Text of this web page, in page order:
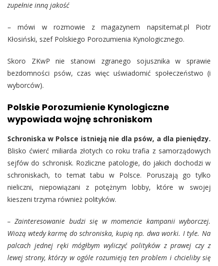
zupełnie inną jakość
– mówi w rozmowie z magazynem napsitemat.pl Piotr
Kłosiński, szef Polskiego Porozumienia Kynologicznego.
Skoro ZKwP nie stanowi zgranego sojusznika w sprawie
bezdomności psów, czas więc uświadomić społeczeństwo (i
wyborców).
Polskie Porozumienie Kynologiczne
wypowiada wojnę schroniskom
Schroniska w Polsce istnieją nie dla psów, a dla pieniędzy.
Blisko ćwierć miliarda złotych co roku trafia z samorządowych
sejfów do schronisk. Rozliczne patologie, do jakich dochodzi w
schroniskach, to temat tabu w Polsce. Poruszają go tylko
nieliczni, niepowiązani z potężnym lobby, które w swojej
kieszeni trzyma również polityków.
– Zainteresowanie budzi się w momencie kampanii wyborczej.
Wiozą wtedy karmę do schroniska, kupią np. dwa worki. I tyle. Na
palcach jednej ręki mógłbym wyliczyć polityków z prawej czy z
lewej strony, którzy w ogóle rozumieją ten problem i chcieliby się